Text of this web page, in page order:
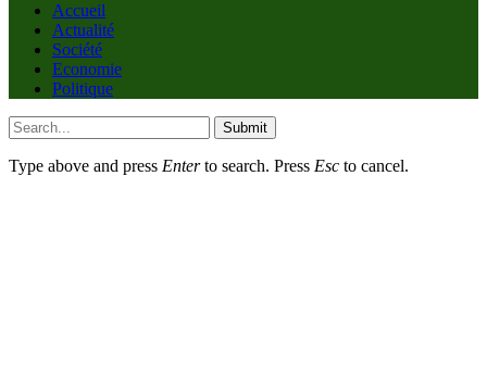
Accueil
Actualité
Société
Economie
Politique
Submit
Type above and press Enterto search. Press Esc to cancel.